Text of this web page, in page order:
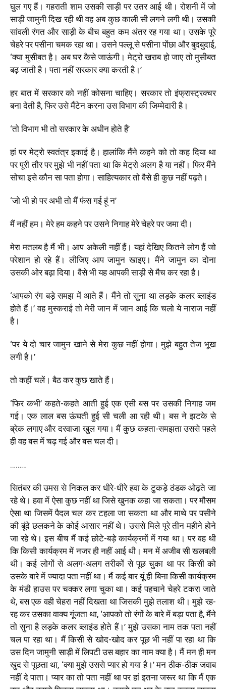
घुल गए हैं। गहराती शाम उसकी साड़ी पर उतर आई थी। रोशनी में जो
साड़ी जामुनी दिख रही थी वह अब कुछ काली सी लगने लगी थी। उसकी
सांवली रंगत और साड़ी के बीच बहुत कम अंतर रह गया था। उसके पूरे
चेहरे पर पसीना चमक रहा था। उसने पल्लू से पसीना पोंछा और बुदबुदाई,
‘क्या मुसीबत है। अब घर कैसे जाऊंगी। मेट्रो खराब हो जाए तो मुसीबत
बढ़ जाती है। पता नहीं सरकार क्या करती है।’
हर बात में सरकार को नहीं कोसना चाहिए। सरकार तो इंफ्रास्ट्रक्चर
बना देती है, फिर उसे मैंटेन करना उस विभाग की जिम्मेदारी है।
‘तो विभाग भी तो सरकार के अधीन होते हैं’
हां पर मेट्रो स्वतंत्र इकाई है। हालांकि मैंने कहने को तो कह दिया था
पर पूरी तौर पर मुझे भी नहीं पता था कि मेट्रो अलग है या नहीं। फिर मैंने
सोचा इसे कौन सा पता होगा। साहित्यकार तो वैसे ही कुछ नहीं पढ़ते।
‘जो भी हो पर अभी तो मैं फंस गई हूं न’
मैं नहीं हम। मेरे हम कहने पर उसने निगाह मेरे चेहरे पर जमा दी।
मेरा मतलब है मैं भी। आप अकेली नहीं हैं। यहां देखिए कितने लोग हैं जो
परेशान हो रहे हैं। लीजिए आप जामुन खाइए। मैंने जामुन का दोना
उसकी ओर बढ़ा दिया। वैसे भी यह आपकी साड़ी से मैच कर रहा है।
‘आपको रंग बड़े समझ में आते हैं। मैंने तो सुना था लड़के कलर ब्लाइंड
होते हैं।’ वह मुस्कराई तो मेरी जान में जान आई कि चलो ये नाराज नहीं
है।
‘पर ये दो चार जामुन खाने से मेरा कुछ नहीं होगा। मुझे बहुत तेज भूख
लगी है।’
तो कहीं चलें। बैठ कर कुछ खाते हैं।
‘फिर कभी’ कहते-कहते आती हुई एक एसी बस पर उसकी निगाह जम
गई। एक लाल बस ऊंघती हुई सी चली आ रही थी। बस ने झटके से
ब्रेक लगाए और दरवाजा खुल गया। मैं कुछ कहता-समझता उससे पहले
ही वह बस में चढ़ गई और बस चल दी।
………
सितंबर की उमस से निकल कर धीरे-धीरे हवा के टुकड़े ठंडक ओढ़ते जा
रहे थे। हवा में ऐसा कुछ नहीं था जिसे खुनक कहा जा सकता। पर मौसम
ऐसा था जिसमें पैदल चल कर टहला जा सकता था और माथे पर पसीने
की बूंदे छलकने के कोई आसार नहीं थे। उससे मिले पूरे तीन महीने होने
जा रहे थे। इस बीच मैं कई छोटे-बड़े कार्यक्रमों में गया था। पर वह थी
कि किसी कार्यक्रम में नजर ही नहीं आई थी। मन में अजीब सी खलबली
थी। कई लोगों से अलग-अलग तरीकों से पूछ चुका था पर किसी को
उसके बारे में ज्यादा पता नहीं था। मैं कई बार यूं ही बिना किसी कार्यक्रम
के मंडी हाउस पर चक्कर लगा चुका था। कई पहचाने चेहरे टकरा जाते
थे, बस एक वही चेहरा नहीं दिखता था जिसकी मुझे तलाश थी। मुझे रह-
रह कर उसका वाक्य गूंजता था, ‘आपको तो रंगों के बारे में बड़ा पता है, मैंने
तो सुना है लड़के कलर ब्लाइंड होते हैं।’ मुझे उसका नाम तक पता नहीं
चल पा रहा था। मैं किसी से खोद-खोद कर पूछ भी नहीं पा रहा था कि
उस दिन जामुनी साड़ी में लिपटी उस बहार का नाम क्या है। मैं मन ही मन
खुद से पूछता था, ‘क्या मुझे उससे प्यार हो गया है।’ मन ठीक-ठीक जवाब
नहीं दे पाता। प्यार का तो पता नहीं था पर हां इतना जरूर था कि मैं एक